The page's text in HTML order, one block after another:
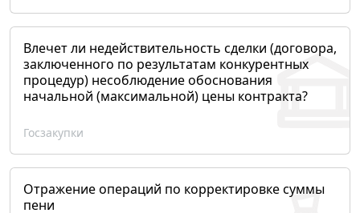
Влечет ли недействительность сделки (договора,
заключенного по результатам конкурентных
процедур) несоблюдение обоснования
начальной (максимальной) цены контракта?
Госзакупки
Отражение операций по корректировке суммы
пени